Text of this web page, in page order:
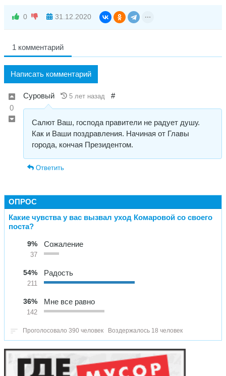
0 31.12.2020
1 комментарий
Написать комментарий
0
Суровый 5 лет назад #
Салют Ваш, господа правители не радует душу.
Как и Ваши поздравления. Начиная от Главы
города, кончая Президентом.
Ответить
ОПРОС
Какие чувства у вас вызвал уход Комаровой со своего
поста?
9%
37
Сожаление
54%
211
Радость
36%
142
Мне все равно
Проголосовало 390 человек Воздержалось 18 человек